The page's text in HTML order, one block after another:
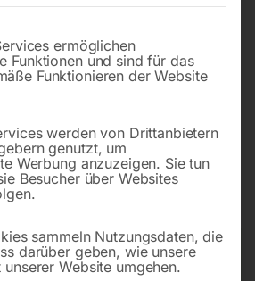
von starken
Werkstatt-, Kraftfahrzeug- und
(Österreich):€20,00
Versandkosten gelten für Österreich.
Service-Gruppen, für die eine
ermöglichen
Funktionen und sind für das
Funktionieren der Website
werden von Drittanbietern
genutzt, um
Werbung anzuzeigen. Sie tun
Besucher über Websites
sammeln Nutzungsdaten, die
darüber geben, wie unsere
unserer Website umgehen.